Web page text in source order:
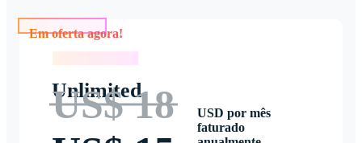
Unlimited
US$ 18
USD por mês
faturado